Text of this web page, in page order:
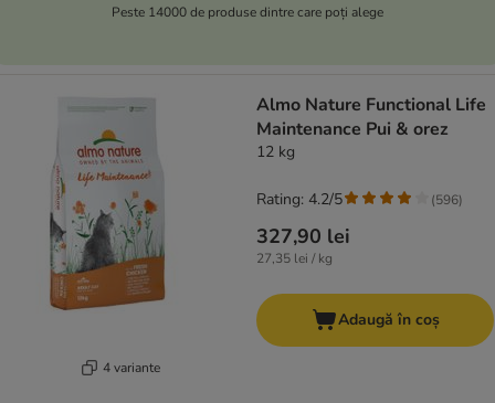
Peste 14000 de produse dintre care poți alege
4 variante
Almo Nature Functional Life
Maintenance Pui & orez
12 kg
327,90 lei
27,35 lei / kg
Rating: 4.2/5 (596)
Adaugă în coș